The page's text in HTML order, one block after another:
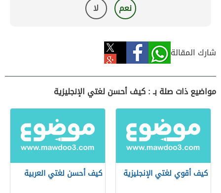
نعم لا
شارك المقالة
مواضيع ذات صلة بـ : كيف أحسن لغتي الإنجليزية
كيف أقوي لغتي الإنجليزية كيف أحسن لغتي العربية